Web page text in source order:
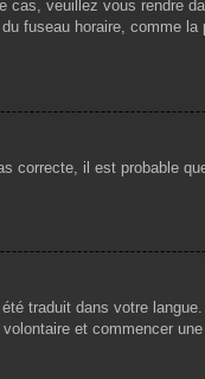
veuillez vous rendre
fuseau horaire, comme
correcte, il est probable
traduit dans votre
et commencer